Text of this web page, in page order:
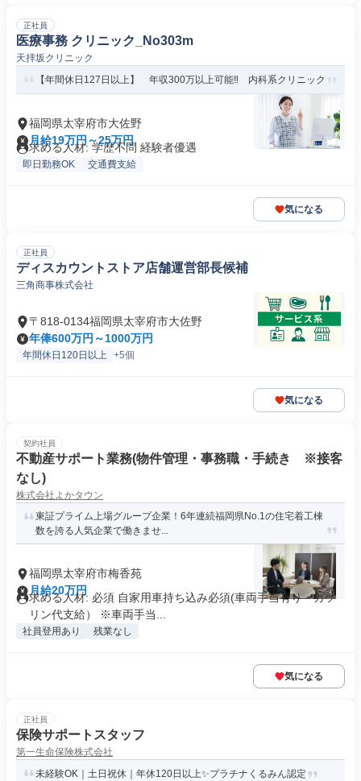
正社員
医療事務 クリニック_No303m
天拝坂クリニック
【年間休日127日以上】 年収300万以上可能‼ 内科系クリニック
福岡県太宰府市大佐野
月給19万円～25万円
求める人材: 学歴不問 経験者優遇
即日勤務OK 交通費支給
気になる
正社員
ディスカウントストア店舗運営部長候補
三角商事株式会社
〒818-0134福岡県太宰府市大佐野
年俸600万円～1000万円
年間休日120日以上 +5個
気になる
契約社員
不動産サポート業務(物件管理・事務職・手続き ※接客
なし)
株式会社よかタウン
東証プライム上場グループ企業！6年連続福岡県No.1の住宅着工棟
数を誇る人気企業で働きませ...
福岡県太宰府市梅香苑
月給20万円
求める人材: 必須 自家用車持ち込み必須(車両手当有り・ガソ
リン代支給） ※車両手当...
社員登用あり 残業なし
気になる
正社員
保険サポートスタッフ
第一生命保険株式会社
未経験OK｜土日祝休｜年休120日以上✨プラチナくるみん認定